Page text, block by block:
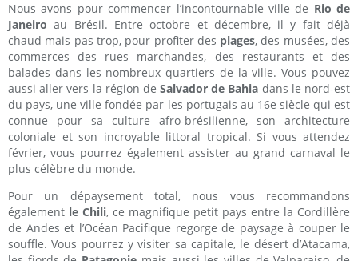
Nous avons pour commencer l’incontournable ville de Rio de
Janeiro au Brésil. Entre octobre et décembre, il y fait déjà
chaud mais pas trop, pour profiter des plages, des musées, des
commerces des rues marchandes, des restaurants et des
balades dans les nombreux quartiers de la ville. Vous pouvez
aussi aller vers la région deSalvador de Bahia dans le nord-est
du pays, une ville fondée par les portugais au 16e siècle qui est
connue pour sa culture afro-brésilienne, son architecture
coloniale et son incroyable littoral tropical. Si vous attendez
février, vous pourrez également assister au grand carnaval le
plus célèbre du monde.
Pour un dépaysement total, nous vous recommandons
également le Chili, ce magnifique petit pays entre la Cordillère
de Andes et l’Océan Pacifique regorge de paysage à couper le
souffle. Vous pourrez y visiter sa capitale, le désert d’Atacama,